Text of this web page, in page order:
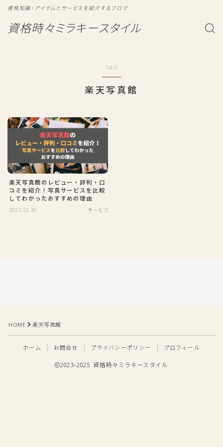
資格時々ミラキースタイル
資格知識・アイテムとサービスを紹介するブログ
TAG
楽天写真館
楽天写真館のレビュー・評判・口
コミを紹介！写真サービスを比較
してわかったおすすめの理由
2023.10.30 サービス
HOME 楽天写真館
ホーム お問合せ プライバシーポリシー プロフィール
2023–2025 資格時々ミラキースタイル